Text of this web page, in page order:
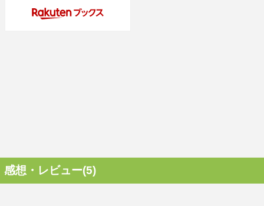
感想・レビュー(5)